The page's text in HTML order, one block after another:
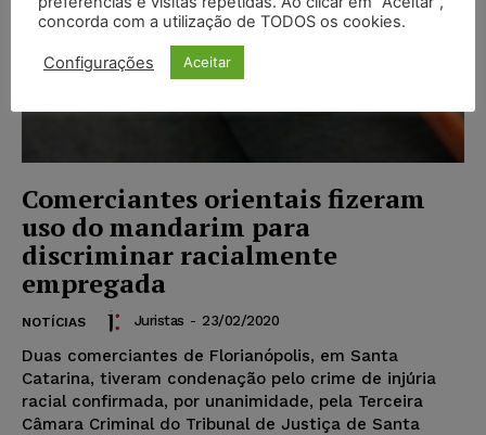
Comerciantes orientais fizeram
uso do mandarim para
discriminar racialmente
empregada
NOTÍCIAS Juristas - 23/02/2020
Duas comerciantes de Florianópolis, em Santa
Catarina, tiveram condenação pelo crime de injúria
racial confirmada, por unanimidade, pela Terceira
Câmara Criminal do Tribunal de Justiça de Santa
concorda com a utilização de TODOS os cookies.
Configurações Aceitar